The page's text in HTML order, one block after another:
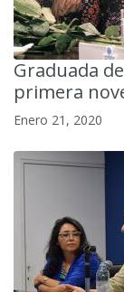
Graduada
primera
Enero 21, 2020